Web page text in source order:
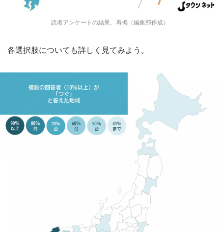
読者アンケートの結果、再掲（編集部作成）
各選択肢についても詳しく見てみよう。